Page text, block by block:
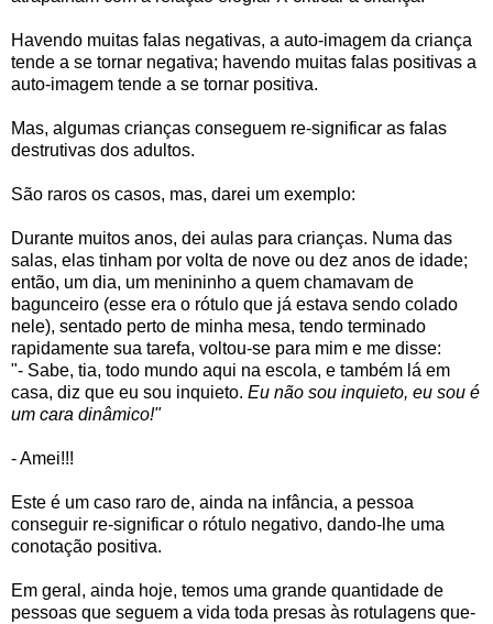
Havendo muitas falas negativas, a auto-imagem da criança
tende a se tornar negativa; havendo muitas falas positivas a
auto-imagem tende a se tornar positiva.
Mas, algumas crianças conseguem re-significar as falas
destrutivas dos adultos.
São raros os casos, mas, darei um exemplo:
Durante muitos anos, dei aulas para crianças. Numa das
salas, elas tinham por volta de nove ou dez anos de idade;
então, um dia, um menininho a quem chamavam de
bagunceiro (esse era o rótulo que já estava sendo colado
nele), sentado perto de minha mesa, tendo terminado
rapidamente sua tarefa, voltou-se para mim e me disse:
"- Sabe, tia, todo mundo aqui na escola, e também lá em
casa, diz que eu sou inquieto. Eu não sou inquieto, eu sou é
um cara dinâmico!"
- Amei!!!
Este é um caso raro de, ainda na infância, a pessoa
conseguir re-significar o rótulo negativo, dando-lhe uma
conotação positiva.
Em geral, ainda hoje, temos uma grande quantidade de
pessoas que seguem a vida toda presas às rotulagens que-